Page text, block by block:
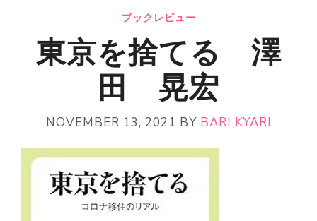
ブックレビュー
東京を捨てる 澤
田 晃宏
NOVEMBER 13, 2021 BY BARI KYARI